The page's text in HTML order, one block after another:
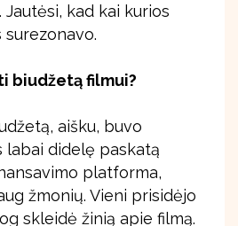
kad kai kurios
biudžetą filmui?
aišku, buvo
labai didelę paskatą
platforma,
žmonių. Vieni prisidėjo
skleidė žinią apie filmą.